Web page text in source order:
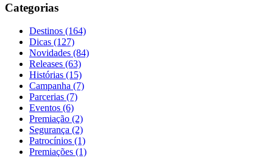
Categorias
Destinos (164)
Dicas (127)
Novidades (84)
Releases (63)
Histórias (15)
Campanha (7)
Parcerias (7)
Eventos (6)
Premiação (2)
Segurança (2)
Patrocínios (1)
Premiações (1)